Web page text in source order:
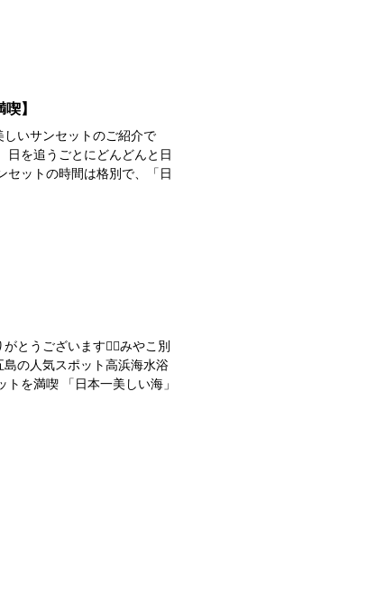
】
いサンセットのご紹介で
日を追うごとにどんどんと日
セットの時間は格別で、「日
とうございます🙇‍♂️みやこ別
の人気スポット高浜海水浴
を満喫 「日本一美しい海」